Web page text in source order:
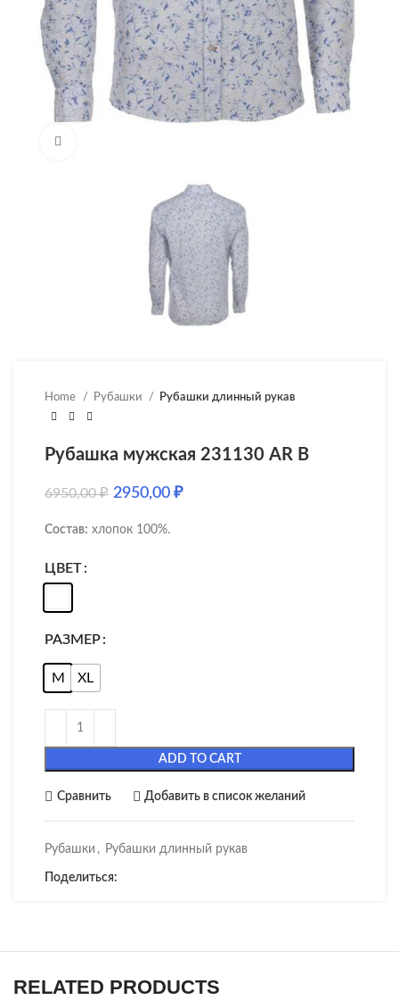
Home Рубашки Рубашки длинный рукав
Рубашка мужская 231130 AR B
6950,00₽ 2950,00 ₽
Состав: хлопок 100%.
ЦВЕТ
РАЗМЕР
M XL
ADD TO CART
Сравнить Добавить в список желаний
Рубашки , Рубашки длинный рукав
Поделиться:
RELATED PRODUCTS